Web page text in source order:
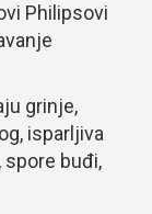
Philipsovi
grinje,
isparljiva
spore buđi,